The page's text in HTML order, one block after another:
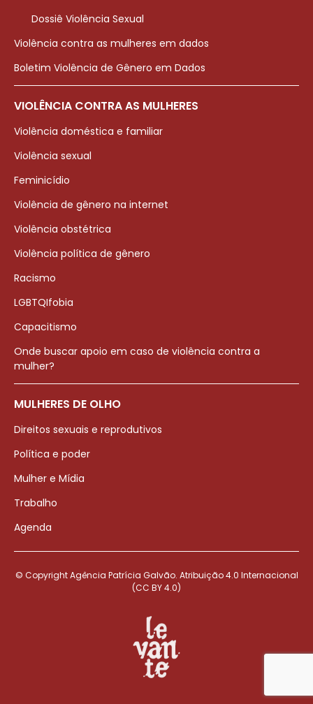
Dossiê Violência Sexual
Violência contra as mulheres em dados
Boletim Violência de Gênero em Dados
VIOLÊNCIA CONTRA AS MULHERES
Violência doméstica e familiar
Violência sexual
Feminicídio
Violência de gênero na internet
Violência obstétrica
Violência política de gênero
Racismo
LGBTQIfobia
Capacitismo
Onde buscar apoio em caso de violência contra a
mulher?
MULHERES DE OLHO
Direitos sexuais e reprodutivos
Política e poder
Mulher e Mídia
Trabalho
Agenda
© Copyright Agência Patrícia Galvão. Atribuição 4.0 Internacional
(CC BY 4.0)